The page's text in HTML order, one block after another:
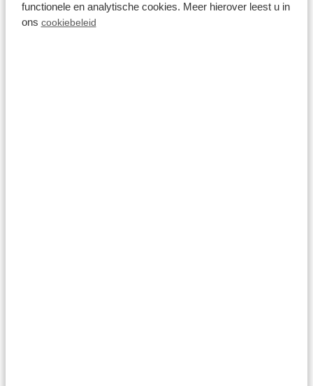
functionele en analytische cookies. Meer hierover leest u in
ons cookiebeleid
In der ruhigen Region Achterhoek gelegen